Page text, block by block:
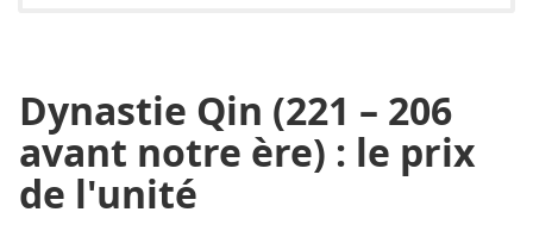
Dynastie Qin (221 – 206
avant notre ère) : le prix
de l'unité